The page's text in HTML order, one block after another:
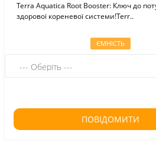
Terra Aquatica Root Booster: Ключ до
здорової кореневої системи!Terr..
ЄМНІСТЬ
ПОВІДОМИТИ